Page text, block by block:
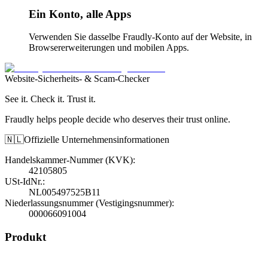
Ein Konto, alle Apps
Verwenden Sie dasselbe Fraudly-Konto auf der Website, in
Browsererweiterungen und mobilen Apps.
Website-Sicherheits- & Scam-Checker
See it. Check it. Trust it.
Fraudly helps people decide who deserves their trust online.
🇳🇱Offizielle Unternehmensinformationen
Handelskammer-Nummer (KVK):
42105805
USt-IdNr.:
NL005497525B11
Niederlassungsnummer (Vestigingsnummer):
000066091004
Produkt